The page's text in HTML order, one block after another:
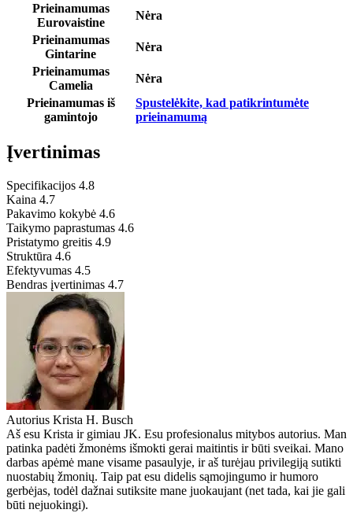
Prieinamumas
Eurovaistine
Nėra
Prieinamumas
Gintarine
Nėra
Prieinamumas
Camelia
Nėra
Prieinamumas iš
gamintojo
Spustelėkite, kad patikrintumėte
prieinamumą
Įvertinimas
Specifikacijos 4.8
Kaina 4.7
Pakavimo kokybė 4.6
Taikymo paprastumas 4.6
Pristatymo greitis 4.9
Struktūra 4.6
Efektyvumas 4.5
Bendras įvertinimas 4.7
Autorius Krista H. Busch
Aš esu Krista ir gimiau JK. Esu profesionalus mitybos autorius. Man
patinka padėti žmonėms išmokti gerai maitintis ir būti sveikai. Mano
darbas apėmė mane visame pasaulyje, ir aš turėjau privilegiją sutikti
nuostabių žmonių. Taip pat esu didelis sąmojingumo ir humoro
gerbėjas, todėl dažnai sutiksite mane juokaujant (net tada, kai jie gali
būti nejuokingi).